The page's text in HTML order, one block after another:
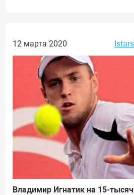
12 марта 2020
Владимир Игнатик на 15-